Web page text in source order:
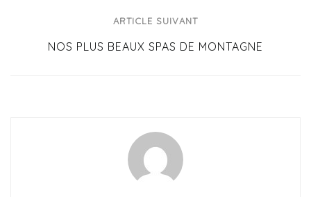
ARTICLE SUIVANT
NOS PLUS BEAUX SPAS DE MONTAGNE